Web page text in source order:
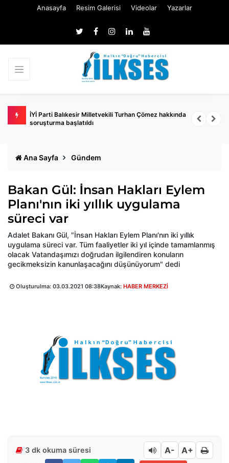
Anasayfa Resim Galerisi Videolar Yazarlar
İYİ Parti Balıkesir Milletvekili Turhan Çömez hakkında
soruşturma başlatıldı
Ana Sayfa Gündem
Bakan Gül: İnsan Hakları Eylem
Planı'nın iki yıllık uygulama
süreci var
Adalet Bakanı Gül, "İnsan Hakları Eylem Planı'nın iki yıllık
uygulama süreci var. Tüm faaliyetler iki yıl içinde tamamlanmış
olacak Vatandaşımızı doğrudan ilgilendiren konuların
gecikmeksizin kanunlaşacağını düşünüyorum" dedi
Oluşturulma: 03.03.2021 08:38Kaynak: HABER MERKEZİ
3 dk okuma süresi A- A+